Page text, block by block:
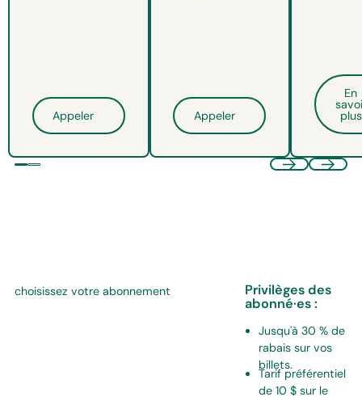
Appeler Appeler
En
plus
choisissez votre abonnement
Privilèges des
abonné·es :
Jusqu'à 30 % de
rabais sur vos
billets.
Tarif préférentiel
de 10 $ sur le